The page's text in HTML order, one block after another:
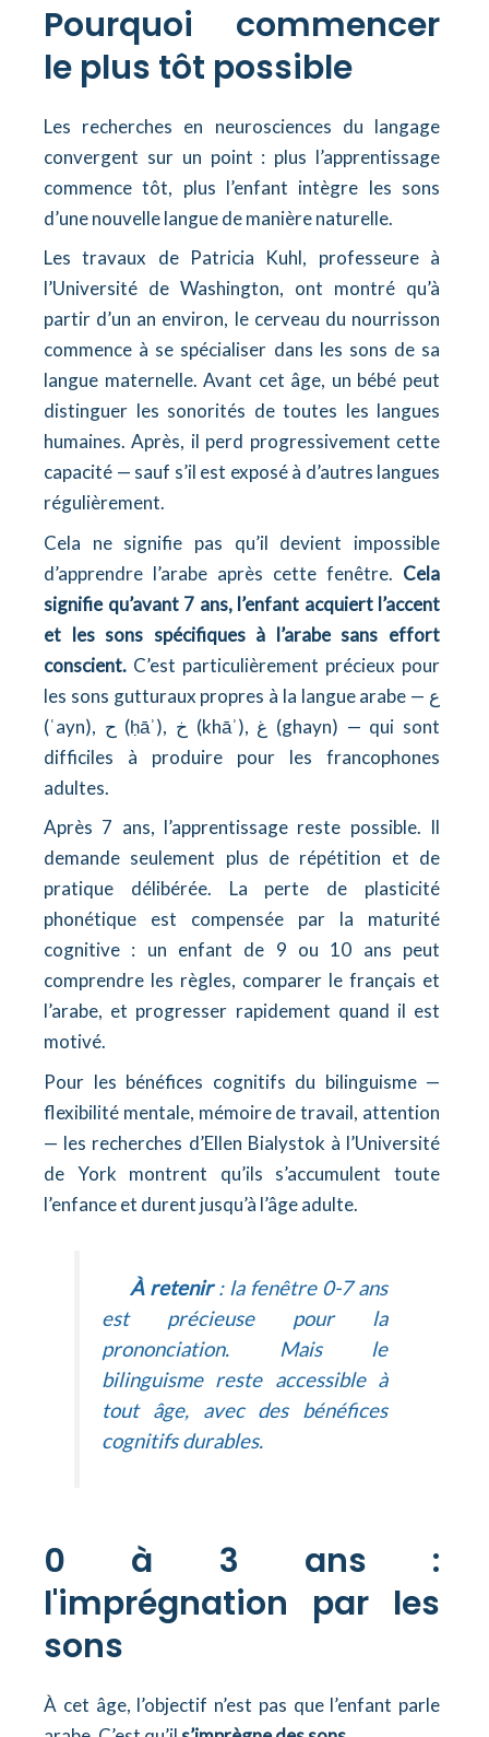
Pourquoi commencer
le plus tôt possible
Les recherches en neurosciences du langage
convergent sur un point : plus l’apprentissage
commence tôt, plus l’enfant intègre les sons
d’une nouvelle langue de manière naturelle.
Les travaux de Patricia Kuhl, professeure à
l’Université de Washington, ont montré qu’à
partir d’un an environ, le cerveau du nourrisson
commence à se spécialiser dans les sons de sa
langue maternelle. Avant cet âge, un bébé peut
distinguer les sonorités de toutes les langues
humaines. Après, il perd progressivement cette
capacité — sauf s’il est exposé à d’autres langues
régulièrement.
Cela ne signifie pas qu’il devient impossible
d’apprendre l’arabe après cette fenêtre. Cela
signifie qu’avant 7 ans, l’enfant acquiert l’accent
et les sons spécifiques à l’arabe sans effort
conscient. C’est particulièrement précieux pour
les sons gutturaux propres à la langue arabe — ع
(ʿayn), ح (ḥāʾ), خ (khāʾ), غ (ghayn) — qui sont
difficiles à produire pour les francophones
adultes.
Après 7 ans, l’apprentissage reste possible. Il
demande seulement plus de répétition et de
pratique délibérée. La perte de plasticité
phonétique est compensée par la maturité
cognitive : un enfant de 9 ou 10 ans peut
comprendre les règles, comparer le français et
l’arabe, et progresser rapidement quand il est
motivé.
Pour les bénéfices cognitifs du bilinguisme —
flexibilité mentale, mémoire de travail, attention
— les recherches d’Ellen Bialystok à l’Université
de York montrent qu’ils s’accumulent toute
l’enfance et durent jusqu’à l’âge adulte.
À retenir: la fenêtre 0-7 ans
est précieuse pour la
prononciation. Mais le
bilinguisme reste accessible à
tout âge, avec des bénéfices
cognitifs durables.
0 à 3 ans :
l'imprégnation par les
sons
À cet âge, l’objectif n’est pas que l’enfant parle